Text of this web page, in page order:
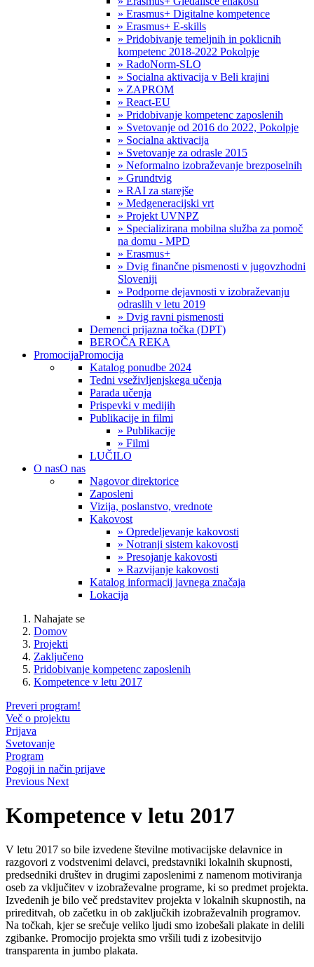
» Erasmus+ Digitalne kompetence
» Erasmus+ E-skills
» Pridobivanje temeljnih in poklicnih
kompetenc 2018-2022 Pokolpje
» RadoNorm-SLO
» Socialna aktivacija v Beli krajini
» ZAPROM
» React-EU
» Pridobivanje kompetenc zaposlenih
» Svetovanje od 2016 do 2022, Pokolpje
» Socialna aktivacija
» Svetovanje za odrasle 2015
» Neformalno izobraževanje brezposelnih
» Grundtvig
» RAI za starejše
» Medgeneracijski vrt
» Projekt UVNPZ
» Specializirana mobilna služba za pomoč
na domu - MPD
» Erasmus+
» Dvig finančne pismenosti v jugovzhodni
Sloveniji
» Podporne dejavnosti v izobraževanju
odraslih v letu 2019
» Dvig ravni pismenosti
Demenci prijazna točka (DPT)
BEROČA REKA
PromocijaPromocija
Katalog ponudbe 2024
Tedni vseživljenjskega učenja
Parada učenja
Prispevki v medijih
Publikacije in filmi
» Publikacije
» Filmi
LUČILO
O nasO nas
Nagovor direktorice
Zaposleni
Vizija, poslanstvo, vrednote
Kakovost
» Opredeljevanje kakovosti
» Notranji sistem kakovosti
» Presojanje kakovosti
» Razvijanje kakovosti
Katalog informacij javnega značaja
Lokacija
Nahajate se
Domov
Projekti
Zaključeno
Pridobivanje kompetenc zaposlenih
Kompetence v letu 2017
Preveri program!
Več o projektu
Prijava
Svetovanje
Program
Pogoji in način prijave
Previous Next
Kompetence v letu 2017
V letu 2017 so bile izvedene številne motivacijske delavnice in
razgovori z vodstvenimi delavci, predstavniki lokalnih skupnosti,
predsedniki društev in drugimi zaposlenimi z namenom motiviranja
oseb za vključitev v izobraževalne programe, ki so predmet projekta.
Izvedenih je bilo več predstavitev projekta v lokalnih skupnostih, na
prireditvah, ob začetku in ob zaključkih izobraževalnih programov.
Na točkah, kjer se srečuje veliko ljudi smo izobešali plakate in delili
zgibanke. Promocijo projekta smo vršili tudi z izobesitvijo
transparenta in jumbo plakata.